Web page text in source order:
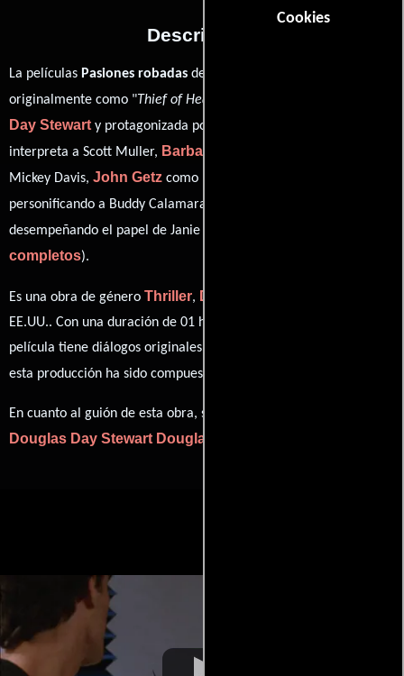
Cookies
Descripción
La películas Pasiones robadas del año 1984, conocida
originalmente como "Thief of Hearts
Day Stewarty protagonizada por
interpreta a Scott Muller, Barbara Williams
Mickey Davis, John Getz como Ray Davis,
personificando a Buddy Calamara y
desempeñando el papel de Janie Pointer (
completos).
Es una obra de género Thriller, Drama
EE.UU.. Con una duración de 01 hr 40 min (100 minutos), esta
película tiene diálogos originales en
esta producción ha sido compuesta por
En cuanto al guión de esta obra, se encuentra a cargo de
Douglas Day Stewart Douglas Day Stewart